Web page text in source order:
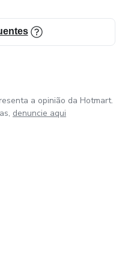
a opinião da Hotmart.
denuncie aqui